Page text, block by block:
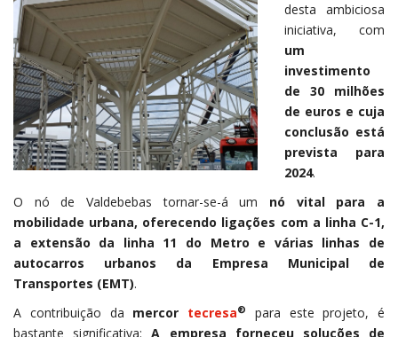
desta ambiciosa
iniciativa, com
um
investimento
de 30 milhões
de euros e cuja
conclusão está
prevista para
2024.
O nó de Valdebebas tornar-se-á um nó vital para a
mobilidade urbana, oferecendo ligações com a linha C-1,
a extensão da linha 11 do Metro e várias linhas de
autocarros urbanos da Empresa Municipal de
Transportes (EMT).
A contribuição da mercor tecresa®
para este projeto, é
bastante significativa:A empresa forneceu soluções de